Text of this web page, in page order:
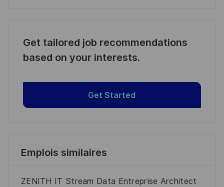
Get tailored job recommendations
based on your interests.
Get Started
Emplois similaires
ZENITH IT Stream Data Entreprise Architect